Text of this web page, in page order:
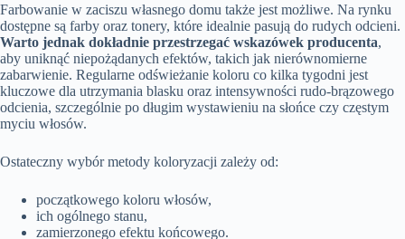
Farbowanie w zaciszu własnego domu także jest możliwe. Na rynku
dostępne są farby oraz tonery, które idealnie pasują do rudych odcieni.
Warto jednak dokładnie przestrzegać wskazówek producenta,
aby uniknąć niepożądanych efektów, takich jak nierównomierne
zabarwienie. Regularne odświeżanie koloru co kilka tygodni jest
kluczowe dla utrzymania blasku oraz intensywności rudo-brązowego
odcienia, szczególnie po długim wystawieniu na słońce czy częstym
myciu włosów.
Ostateczny wybór metody koloryzacji zależy od:
początkowego koloru włosów,
ich ogólnego stanu,
zamierzonego efektu końcowego.